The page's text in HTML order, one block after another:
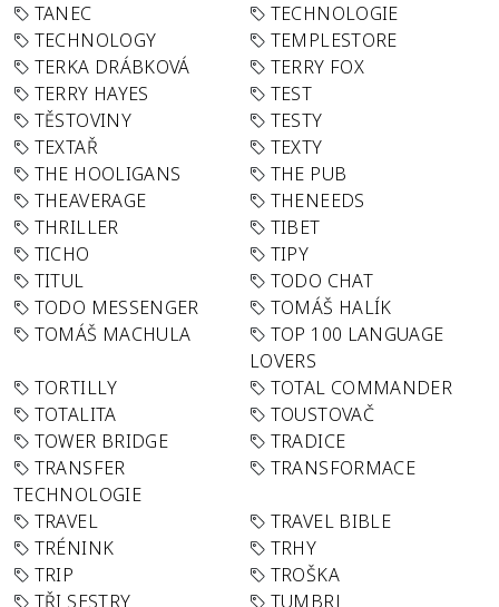
TANEC
TECHNOLOGIE
TECHNOLOGY
TEMPLESTORE
TERKA DRÁBKOVÁ
TERRY FOX
TERRY HAYES
TEST
TĚSTOVINY
TESTY
TEXTAŘ
TEXTY
THE HOOLIGANS
THE PUB
THEAVERAGE
THENEEDS
THRILLER
TIBET
TICHO
TIPY
TITUL
TODO CHAT
TODO MESSENGER
TOMÁŠ HALÍK
TOMÁŠ MACHULA
TOP 100 LANGUAGE
LOVERS
TORTILLY
TOTAL COMMANDER
TOTALITA
TOUSTOVAČ
TOWER BRIDGE
TRADICE
TRANSFER
TECHNOLOGIE
TRANSFORMACE
TRAVEL
TRAVEL BIBLE
TRÉNINK
TRHY
TRIP
TROŠKA
TŘI SESTRY
TUMBRL